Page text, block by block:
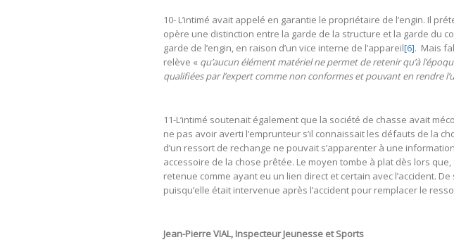
10- L’intimé avait appelé en garantie le propriétaire de l’engin. Il
opère une distinction entre la garde de la structure et la garde du
garde de l’engin, en raison d’un vice interne de l’appareil[6]. Mais
relève « qu’aucun élément matériel ne permet de retenir qu’à
qualifiées par l’expert comme non conformes et pouvant en rendre
11-L’intimé soutenait également que la société de chasse avait
ne pas avoir averti l’emprunteur s’il connaissait les défauts de la
d’un ressort de rechange ne pouvait s’apparenter à une
accessoire de la chose prêtée. Le moyen tombe à plat dès lors
retenue comme ayant eu un lien direct et certain avec l’accident.
puisqu’elle était intervenue après l’accident pour remplacer le
Jean-Pierre VIAL, Inspecteur Jeunesse et Sports